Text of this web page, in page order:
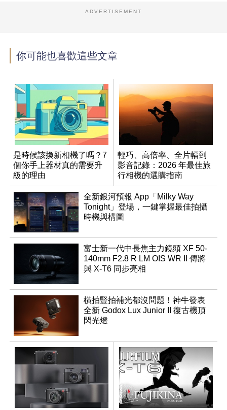
ADVERTISEMENT
你可能也喜歡這些文章
是時候該換新相機了嗎？7
個你手上器材真的需要升
級的理由
輕巧、高倍率、全片幅到
影音記錄：2026 年最佳旅
行相機的選購指南
全新銀河預報 App「Milky Way
Tonight」登場，一鍵掌握最佳拍攝
時機與構圖
富士新一代中長焦主力鏡頭 XF 50-
140mm F2.8 R LM OIS WR II 傳將
與 X-T6 同步亮相
橫拍豎拍補光都沒問題！神牛發表
全新 Godox Lux Junior II 復古機頂
閃光燈